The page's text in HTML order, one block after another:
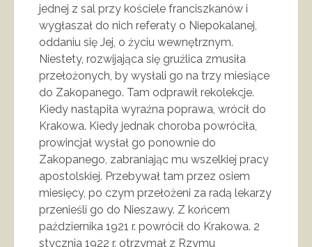
jednej z sal przy kościele franciszkanów i
wygłaszał do nich referaty o Niepokalanej,
oddaniu się Jej, o życiu wewnętrznym.
Niestety, rozwijająca się gruźlica zmusiła
przełożonych, by wysłali go na trzy miesiące
do Zakopanego. Tam odprawił rekolekcje.
Kiedy nastąpiła wyraźna poprawa, wrócił do
Krakowa. Kiedy jednak choroba powróciła,
prowincjał wysłał go ponownie do
Zakopanego, zabraniając mu wszelkiej pracy
apostolskiej. Przebywał tam przez osiem
miesięcy, po czym przełożeni za radą lekarzy
przenieśli go do Nieszawy. Z końcem
października 1921 r. powrócił do Krakowa. 2
stycznia 1922 r. otrzymał z Rzymu